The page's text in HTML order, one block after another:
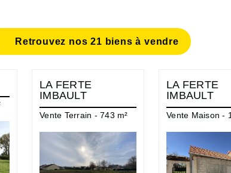
Retrouvez nos 21 biens à vendre
LA FERTE
IMBAULT
Vente Terrain - 743 m²
LA FERTE
IMBAULT
Vente Maison -